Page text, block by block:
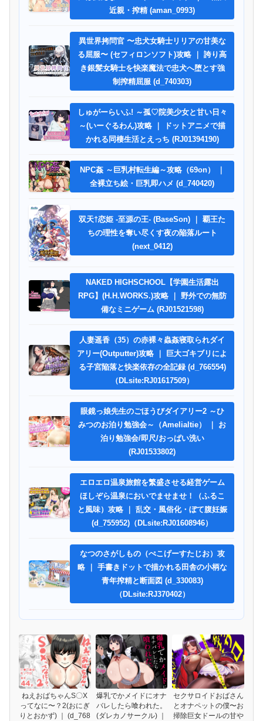
近親・搾精 (aman_0993)
異世界拷問官 〜忠犬女騎士リリアの甘美な
る屈服〜 (セフィロンソフト)攻略 ｜ 誇り高
き銀髪女騎士を快楽魔法で忠犬へ堕とす強
制搾精屈服 (d_740303)
しゅがーらいふ! ～孤♡院美少女と甘い日々
～(いーぐるわん)攻略 ｜ ドットアニメで描
かれる同棲生活とえっち (RJ01394190)
NPC姦 ～巨乳村転生編～攻略（69on） ｜
全裸立ち絵・巨乳即ハメ (d_740420)
双天†恋姫 ‐至源の王‐ (BaseSon) ｜ 覇王た
ちの理性を奪い尽くす夜の陥落ルート
(next_0412)
NAKED HIGHSCHOOL【学園生活露出
RPG】(H.H.WORKS.)攻略 ｜ 野外での無防
備なミニゲーム (RJ01521598)
人妻遥香（35）の赤裸々蟲姦寝取られダイ
アリー(Outputter)攻略 ｜ 巨大ゴキブリによ
る子宮陥落と快楽依存の全記録 (d_766554)
（DLsite:RJ01617509）
眼鏡っ娘先生のごほうびダイアリー2 ～ひ
みつのお泊り勉強会～（Amelialtie） ｜ お
泊り勉強会/即尺/おっぱい洗い
(RJ01533802)
エロエロ温泉旅館を繁盛させる経営ゲーム
ほしぞら温泉においでませませ！（ふるこ
と風味）攻略 ｜ 乱交・風俗化・ぼて腹妊娠
(d_755952)（DLsite:RJ01608946）
なつのさがしもの（ぺこげーすたじお）攻
略 ｜ 手書きドットで描かれる田舎の小柄な
青年搾精と断面図 (d_330083)
（DLsite:RJ370402）
ねえおばちゃんS〇X
ってなに〜？2(おにぎ
りとおかず) ｜ (d_768
爆乳でかメイドにオナ
バレしたら喰われた。
(ダレカノサークル) ｜
セクサロイドおばさん
とオナペットの僕〜お
掃除巨女ドールの甘や